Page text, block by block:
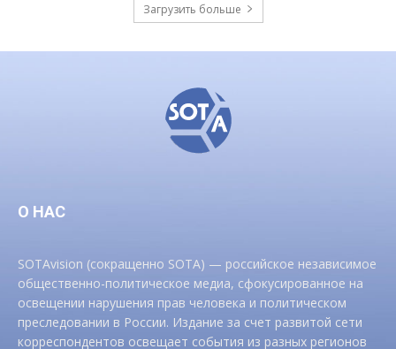
Загрузить больше
О НАС
SOTAvision (сокращенно SOTA) — российское независимое
общественно-политическое медиа, сфокусированное на
освещении нарушения прав человека и политическом
преследовании в России. Издание за счет развитой сети
корреспондентов освещает события из разных регионов